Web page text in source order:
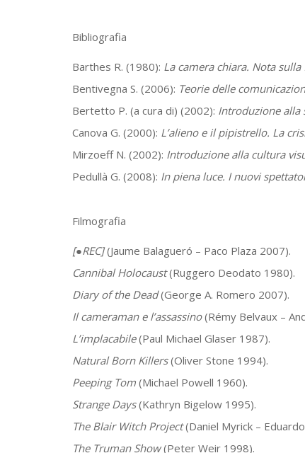
Bibliografia
Barthes R. (1980): La camera chiara. Nota
Bentivegna S. (2006): Teorie delle
Bertetto P. (a cura di) (2002): Introduzione alla
Canova G. (2000): L’alieno e il pipistrello. La
Mirzoeff N. (2002): Introduzione alla cultura
Pedullà G. (2008): In piena luce. I nuovi
Filmografia
[●REC](Jaume Balagueró – Paco Plaza 2007).
Cannibal Holocaust(Ruggero Deodato 1980).
Diary of the Dead(George A. Romero 2007).
Il cameraman e l’assassino(Rémy Belvaux –
L’implacabile(Paul Michael Glaser 1987).
Natural Born Killers(Oliver Stone 1994).
Peeping Tom (Michael Powell 1960).
Strange Days(Kathryn Bigelow 1995).
The Blair Witch Project(Daniel Myrick –
The Truman Show(Peter Weir 1998).